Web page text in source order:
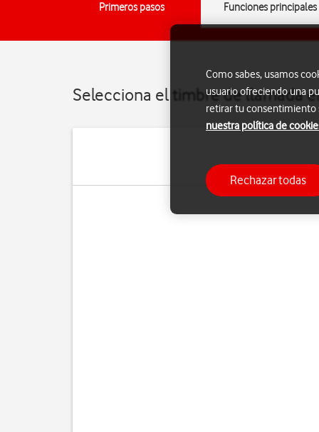
Primeros pasos Funciones principales
Selecciona el timbre de llamada
Puedes
Como sabes, usamos
usuario ofreciendo una
retirar tu consentimiento
nuestra política de
Rechazar todas